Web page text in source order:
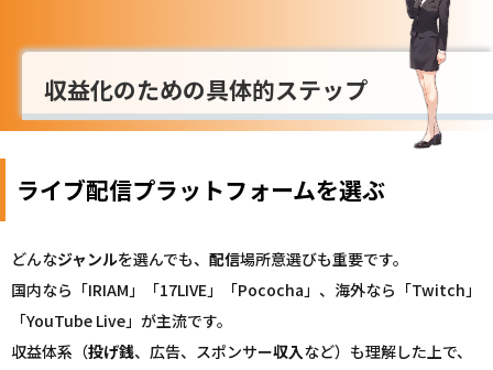
収益化のための具体的ステップ
ライブ配信プラットフォームを選ぶ
どんなジャンルを選んでも、 配信場所意選びも重要です。
国内なら「IRIAM」「17LIVE」「Pococha」、海外なら「Twitch」
「YouTube Live」が主流です。
収益体系（投げ銭、広告、スポンサー収入など）も理解した上で、